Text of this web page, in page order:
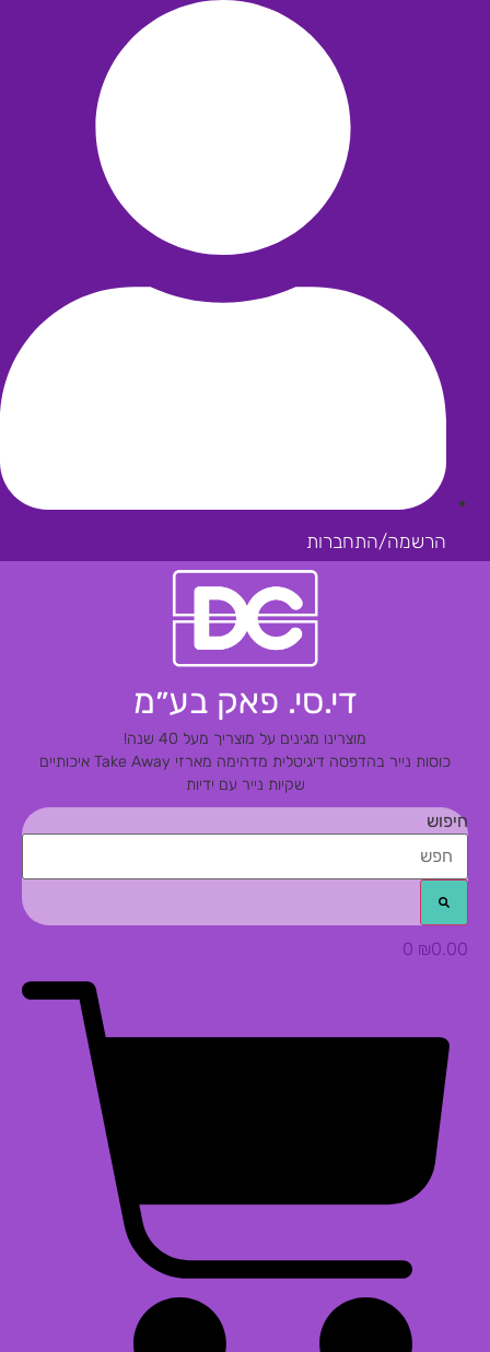
הרשמה/התחברות
די.סי. פאק בע״מ
מוצרינו מגינים על מוצריך מעל 40 שנה!
כוסות נייר בהדפסה דיגיטלית מדהימהמארזי Take Away איכותיים
שקיות נייר עם ידיות
חיפוש
₪0.00
0